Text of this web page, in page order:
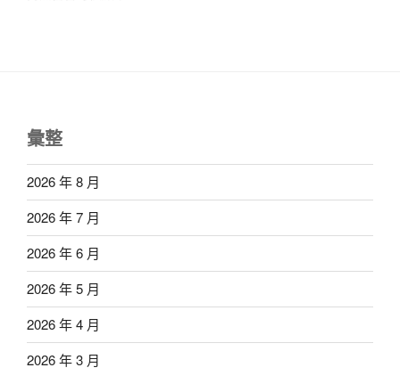
彙整
2026 年 8 月
2026 年 7 月
2026 年 6 月
2026 年 5 月
2026 年 4 月
2026 年 3 月